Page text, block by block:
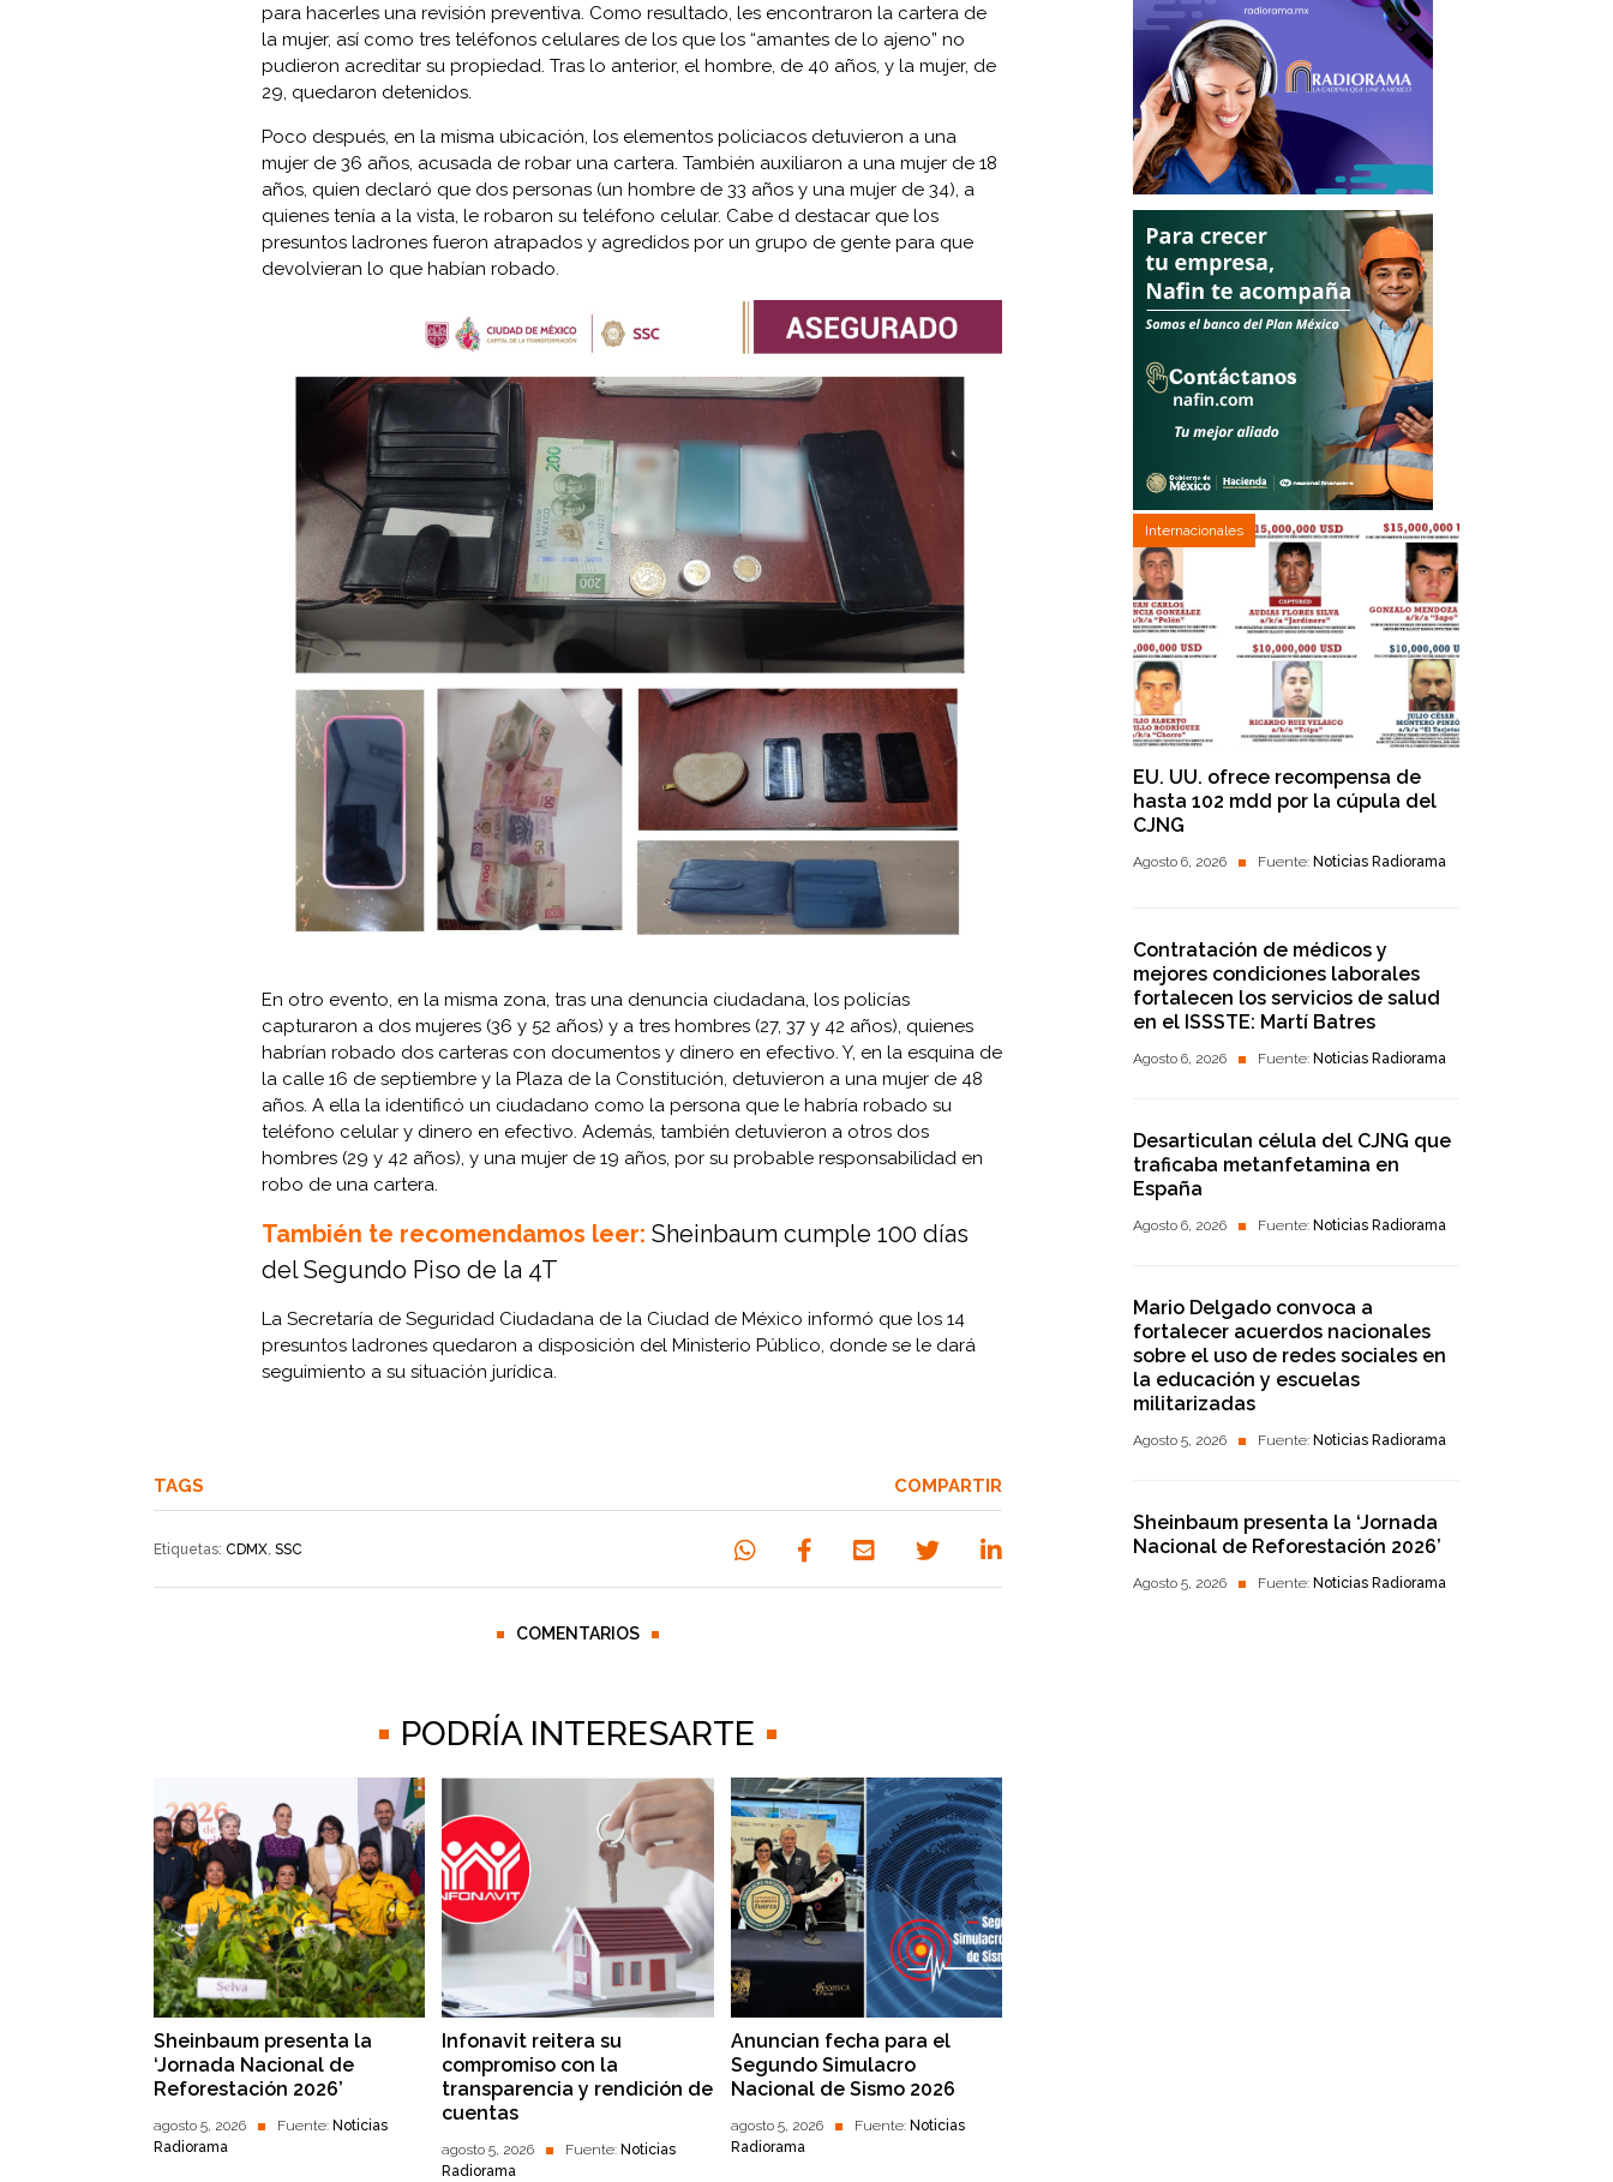
para hacerles una revisión preventiva. Como resultado, les encontraron la cartera de
la mujer, así como tres teléfonos celulares de los que los “amantes de lo ajeno” no
pudieron acreditar su propiedad. Tras lo anterior, el hombre, de 40 años, y la mujer, de
29, quedaron detenidos.
Poco después, en la misma ubicación, los elementos policiacos detuvieron a una
mujer de 36 años, acusada de robar una cartera. También auxiliaron a una mujer de 18
años, quien declaró que dos personas (un hombre de 33 años y una mujer de 34), a
quienes tenía a la vista, le robaron su teléfono celular. Cabe d destacar que los
presuntos ladrones fueron atrapados y agredidos por un grupo de gente para que
devolvieran lo que habían robado.
En otro evento, en la misma zona, tras una denuncia ciudadana, los policías
capturaron a dos mujeres (36 y 52 años) y a tres hombres (27, 37 y 42 años), quienes
habrían robado dos carteras con documentos y dinero en efectivo. Y, en la esquina de
la calle 16 de septiembre y la Plaza de la Constitución, detuvieron a una mujer de 48
años. A ella la identificó un ciudadano como la persona que le habría robado su
teléfono celular y dinero en efectivo. Además, también detuvieron a otros dos
hombres (29 y 42 años), y una mujer de 19 años, por su probable responsabilidad en
robo de una cartera.
También te recomendamos leer: Sheinbaum cumple 100 días
del Segundo Piso de la 4T
La Secretaría de Seguridad Ciudadana de la Ciudad de México informó que los 14
presuntos ladrones quedaron a disposición del Ministerio Público, donde se le dará
seguimiento a su situación jurídica.
TAGS
Etiquetas: CDMX, SSC
COMPARTIR
COMENTARIOS
PODRÍA INTERESARTE
Sheinbaum presenta la
‘Jornada Nacional de
Reforestación 2026’
agosto 5, 2026 Fuente: Noticias
Radiorama
Infonavit reitera su
compromiso con la
transparencia y rendición de
cuentas
agosto 5, 2026 Fuente: Noticias
Radiorama
Anuncian fecha para el
Segundo Simulacro
Nacional de Sismo 2026
agosto 5, 2026 Fuente: Noticias
Radiorama
Internacionales
EU. UU. ofrece recompensa de
hasta 102 mdd por la cúpula del
CJNG
Agosto 6, 2026 Fuente: Noticias Radiorama
Contratación de médicos y
mejores condiciones laborales
fortalecen los servicios de salud
en el ISSSTE: Martí Batres
Agosto 6, 2026 Fuente: Noticias Radiorama
Desarticulan célula del CJNG que
traficaba metanfetamina en
España
Agosto 6, 2026 Fuente: Noticias Radiorama
Mario Delgado convoca a
fortalecer acuerdos nacionales
sobre el uso de redes sociales en
la educación y escuelas
militarizadas
Agosto 5, 2026 Fuente: Noticias Radiorama
Sheinbaum presenta la ‘Jornada
Nacional de Reforestación 2026’
Agosto 5, 2026 Fuente: Noticias Radiorama